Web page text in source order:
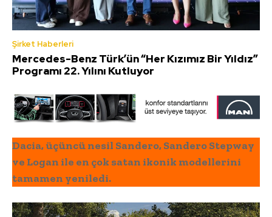
Şirket Haberleri
Mercedes-Benz Türk’ün “Her Kızımız Bir Yıldız”
Programı 22. Yılını Kutluyor
Dacia, üçüncü nesil Sandero, Sandero Stepway
ve Logan ile en çok satan ikonik modellerini
tamamen yeniledi.